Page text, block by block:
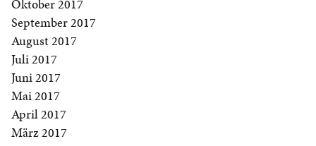
Oktober 2017
September 2017
August 2017
Juli 2017
Juni 2017
Mai 2017
April 2017
März 2017